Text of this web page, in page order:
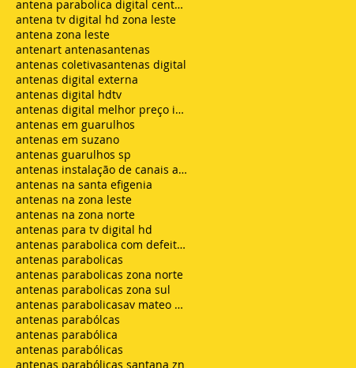
antena parabolica digital century
antena tv digital hd zona leste
antena zona leste
antenart antenasantenas
antenas coletivasantenas digital
antenas digital externa
antenas digital hdtv
antenas digital melhor preço instalada
antenas em guarulhos
antenas em suzano
antenas guarulhos sp
antenas instalação de canais abertos de tv net zon
antenas na santa efigenia
antenas na zona leste
antenas na zona norte
antenas para tv digital hd
antenas parabolica com defeito sem sinal chuvisco
antenas parabolicas
antenas parabolicas zona norte
antenas parabolicas zona sul
antenas parabolicasav mateo bei são mateus
antenas parabólcas
antenas parabólica
antenas parabólicas
antenas parabólicas santana zn